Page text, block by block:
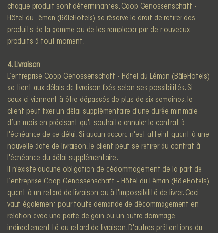
chaque produit sont déterminantes. Coop Genossenschaft -
Hôtel du Léman (BâleHotels) se réserve le droit de retirer des
produits de la gamme ou de les remplacer par de nouveaux
produits à tout moment.
4. Livraison
L’entreprise Coop Genossenschaft - Hôtel du Léman (BâleHotels)
se tient aux délais de livraison fixés selon ses possibilités. Si
ceux-ci viennent à être dépassés de plus de six semaines, le
client peut fixer un délai supplémentaire d'une durée minimale
d’un mois en précisant qu'il souhaite annuler le contrat à
l'échéance de ce délai. Si aucun accord n'est atteint quant à une
nouvelle date de livraison, le client peut se retirer du contrat à
l'échéance du délai supplémentaire.
Il n'existe aucune obligation de dédommagement de la part de
l’entreprise Coop Genossenschaft - Hôtel du Léman (BâleHotels)
quant à un retard de livraison ou à l'impossibilité de livrer. Ceci
vaut également pour toute demande de dédommagement en
relation avec une perte de gain ou un autre dommage
indirectement lié au retard de livraison. D'autres prétentions du